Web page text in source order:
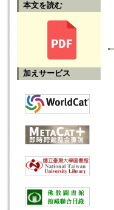
本文を読む
加えサービス